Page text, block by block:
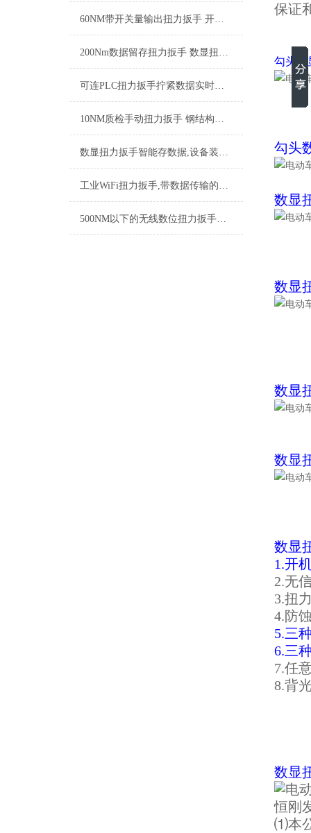
60NM带开关量输出扭力扳手 开关量扭力扳手实现拧紧信号反馈
200Nm数据留存扭力扳手 数显扭力扳手检测数据直接导出SGTST
可连PLC扭力扳手拧紧数据实时上传,直连PLC智能扭力扳手厂家
10NM质检手动扭力扳手 钢结构紧固力矩扳手 工业手动扭矩测量工具厂家
数显扭力扳手智能存数据,设备装配精密数字式智能力矩扳手厂家
工业WiFi扭力扳手,带数据传输的WiFi扭力扳手,数据款扭力扳手品牌
500NM以下的无线数位扭力扳手数据实时上传 车间质检用的无线扭力扳手品牌
保证
勾头数
勾头
数显
数显
数显
数显
数显
1.开
2.无
3.扭
4.防
5.三
6.三
7.任
8.背
数显
恒刚
⑴本